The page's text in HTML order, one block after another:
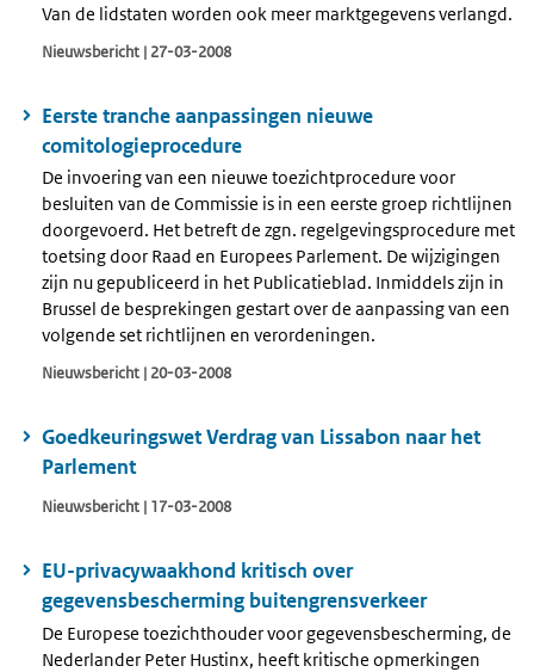
Van de lidstaten worden ook meer marktgegevens verlangd.
Nieuwsbericht | 27-03-2008
Eerste tranche aanpassingen nieuwe
comitologieprocedure
De invoering van een nieuwe toezichtprocedure voor
besluiten van de Commissie is in een eerste groep richtlijnen
doorgevoerd. Het betreft de zgn. regelgevingsprocedure met
toetsing door Raad en Europees Parlement. De wijzigingen
zijn nu gepubliceerd in het Publicatieblad. Inmiddels zijn in
Brussel de besprekingen gestart over de aanpassing van een
volgende set richtlijnen en verordeningen.
Nieuwsbericht | 20-03-2008
Goedkeuringswet Verdrag van Lissabon naar het
Parlement
Nieuwsbericht | 17-03-2008
EU-privacywaakhond kritisch over
gegevensbescherming buitengrensverkeer
De Europese toezichthouder voor gegevensbescherming, de
Nederlander Peter Hustinx, heeft kritische opmerkingen